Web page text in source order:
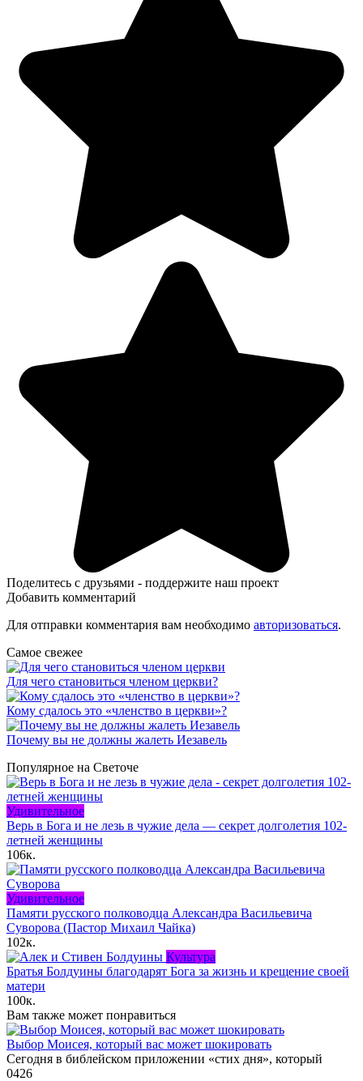
Поделитесь с друзьями - поддержите наш проект
Добавить комментарий
Для отправки комментария вам необходимо авторизоваться.
Самое свежее
Для чего становиться членом церкви?
Кому сдалось это «членство в церкви»?
Почему вы не должны жалеть Иезавель
Популярное на Светоче
Удивительное
Верь в Бога и не лезь в чужие дела — секрет долголетия 102-
летней женщины
106к.
Удивительное
Памяти русского полководца Александра Васильевича
Суворова (Пастор Михаил Чайка)
102к.
Культура
Братья Болдуины благодарят Бога за жизнь и крещение своей
матери
100к.
Вам также может понравиться
Выбор Моисея, который вас может шокировать
Сегодня в библейском приложении «стих дня», который
0426